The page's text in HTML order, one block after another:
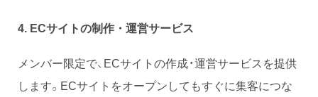
4. ECサイトの制作・運営サービス
メンバー限定で、ECサイトの作成・運営サービスを提供
します。ECサイトをオープンしてもすぐに集客につな